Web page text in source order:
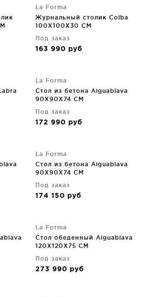
La Forma
Журнальный столик Colba
100X100X30 CM
Под заказ
163 990 руб
La Forma
Стол из бетона Aiguablava
90X90X74 CM
Под заказ
172 990 руб
La Forma
Стол из бетона Aiguablava
90X90X74 CM
Под заказ
174 150 руб
La Forma
Стол обеденный Aiguablava
120X120X75 CM
Под заказ
273 990 руб